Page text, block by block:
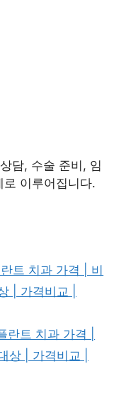
담, 수술 준비, 임
이루어집니다.
트 치과 가격 | 비
| 가격비교 |
란트 치과 가격 |
상 | 가격비교 |